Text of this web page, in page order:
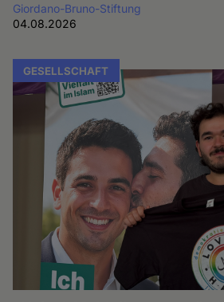
Giordano-Bruno-Stiftung
04.08.2026
GESELLSCHAFT